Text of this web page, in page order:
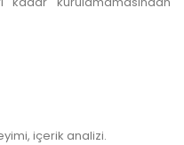
içerik analizi.